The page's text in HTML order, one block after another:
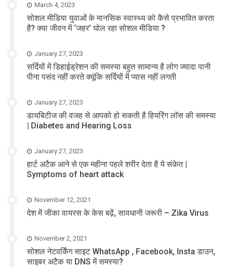
March 4, 2023
सोशल मीडिया युवाओं के मानसिक स्वास्थ्य को कैसे प्रभावित करता
है? क्या जीवन में ‘जहर’ घोल रहा सोशल मीडिया ?
January 27, 2023
सर्दियों में डिहाईड्रेशन की समस्या बहुत सामान्य है लोग ज्यादा पानी
पीना पसंद नहीं करते क्यूंकि सर्दियों में प्यास नहीं लगती
January 27, 2023
डायबिटीज की वजह से आपको हो सकती है हियरिंग लॉस की समस्या
| Diabetes and Hearing Loss
January 27, 2023
हार्ट अटैक आने से एक महीना पहले शरीर देता है ये संकेत |
Symptoms of heart attack
November 12, 2021
देश में जीका वायरस के केस बढ़ें, सावधानी जरूरी – Zika Virus
November 2, 2021
सोशल नेटवर्किंग साइट WhatsApp , Facebook, Insta डाउन,
साइबर अटैक या DNS में समस्या?